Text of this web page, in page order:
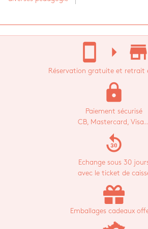
stay_current_portrait arrow_right store_mall_directory
Réservation gratuite et retrait
lock
Paiement sécurisé
CB, Mastercard,
replay_30
Echange sous 30
avec le ticket de
Emballages cadeaux